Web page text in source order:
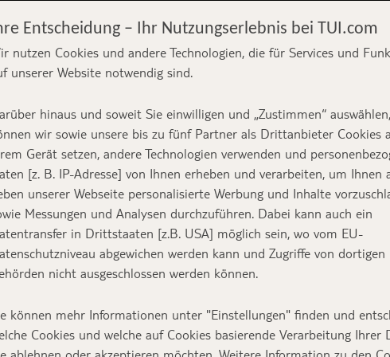
Alles übers
und Katze
Text: TUI Flugexperte
steht vor der Tür und damit auch die Frage, was
Entscheidung – Ihr Nutzungserlebnis bei TUI.com
nutzen Cookies und andere Technologien, die für Services und
unserer Website notwendig sind.
hinaus und soweit Sie einwilligen und „Zustimmen“
wir sowie unsere bis zu fünf Partner als Drittanbieter Cookies
Gerät setzen, andere Technologien verwenden und
[z. B. IP-Adresse] von Ihnen erheben und verarbeiten, um Ihnen
unserer Webseite personalisierte Werbung und Inhalte
Messungen und Analysen durchzuführen. Dabei kann auch ein
in Drittstaaten [z.B. USA] möglich sein, wo vom EU-
abgewichen werden kann und Zugriffe von dortigen
nicht ausgeschlossen werden können.
können mehr Informationen unter "Einstellungen" finden und
Cookies und welche auf Cookies basierende Verarbeitung Ihrer